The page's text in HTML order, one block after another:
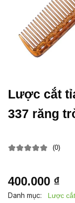
Lược cắt
337 răng
(0)
400.000 ₫
Danh mục: Lược